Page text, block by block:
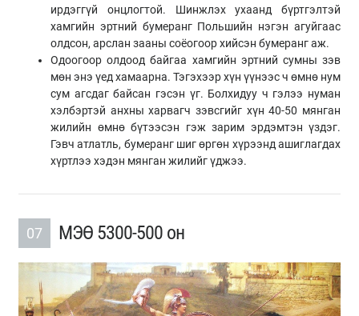
ирдэггүй онцлогтой. Шинжлэх ухаанд бүртгэлтэй
хамгийн эртний бумеранг Польшийн нэгэн агуйгаас
олдсон, арслан зааны соёогоор хийсэн бумеранг аж.
Одоогоор олдоод байгаа хамгийн эртний сумны зэв
мөн энэ үед хамаарна. Тэгэхээр хүн үүнээс ч өмнө нум
сум агсдаг байсан гэсэн үг. Болхидуу ч гэлээ нуман
хэлбэртэй анхны харвагч зэвсгийг хүн 40-50 мянган
жилийн өмнө бүтээсэн гэж зарим эрдэмтэн үздэг.
Гэвч атлатль, бумеранг шиг өргөн хүрээнд ашиглагдах
хүртлээ хэдэн мянган жилийг үджээ.
07 МЭӨ 5300-500 он